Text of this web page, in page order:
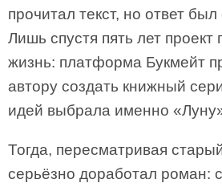
прочитал текст, но ответ
Лишь спустя пять лет проект
жизнь: платформа Букмейт
автору создать книжный
идей выбрала именно
Тогда, пересматривая
серьёзно доработал роман: